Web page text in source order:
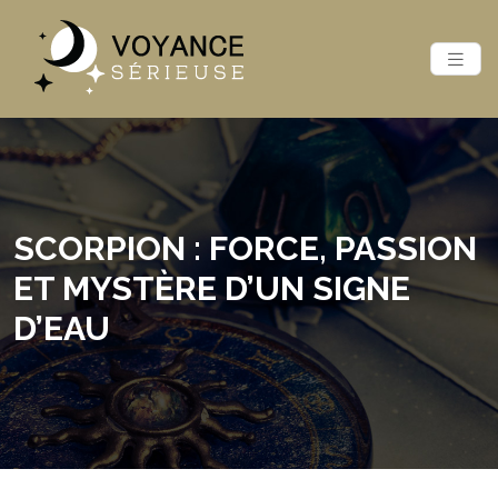
SCORPION : FORCE, PASSION
ET MYSTÈRE D’UN SIGNE
D’EAU